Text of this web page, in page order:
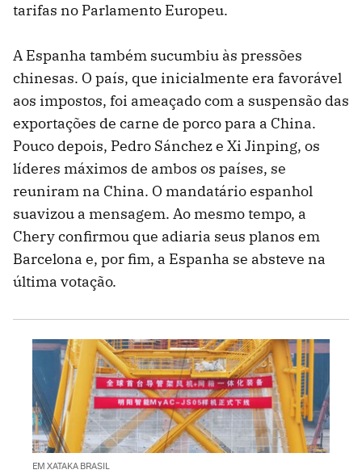
tarifas no Parlamento Europeu.
A Espanha também sucumbiu às pressões
chinesas. O país, que inicialmente era favorável
aos impostos, foi ameaçado com a suspensão das
exportações de carne de porco para a China.
Pouco depois, Pedro Sánchez e Xi Jinping, os
líderes máximos de ambos os países, se
reuniram na China. O mandatário espanhol
suavizou a mensagem. Ao mesmo tempo, a
Chery confirmou que adiaria seus planos em
Barcelona e, por fim, a Espanha se absteve na
última votação.
EM XATAKA BRASIL